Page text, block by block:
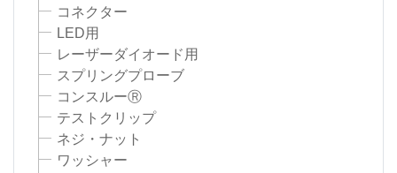
コネクター
LED用
レーザーダイオード用
スプリングプローブ
コンスルーⓇ
テストクリップ
ネジ・ナット
ワッシャー